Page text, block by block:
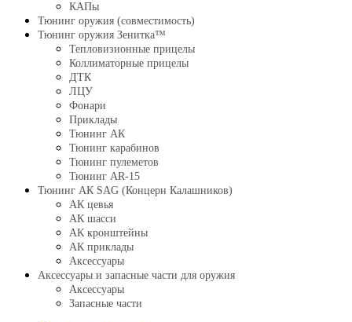
КАПы
Тюнинг оружия (совместимость)
Тюнинг оружия Зенитка™
Тепловизионные прицелы
Коллиматорные прицелы
ДТК
ЛЦУ
Фонари
Приклады
Тюнинг АК
Тюнинг карабинов
Тюнинг пулеметов
Тюнинг AR-15
Тюнинг АК SAG (Концерн Калашников)
АК цевья
АК шасси
АК кронштейны
АК приклады
Аксессуары
Аксессуары и запасные части для оружия
Аксессуары
Запасные части